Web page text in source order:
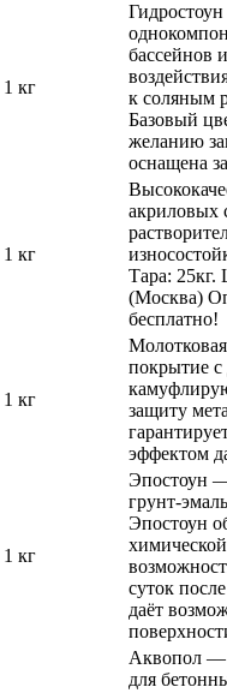
1 кг
бассейнов
к соляным
Базовый
желанию
оснащена
1 кг
акриловых
Тара: 25кг.
(Москва)
бесплатно!
1 кг
покрытие с
защиту
эффектом
1 кг
Эпостоун
грунт-
Эпостоун
суток
даёт
Аквопол —
для